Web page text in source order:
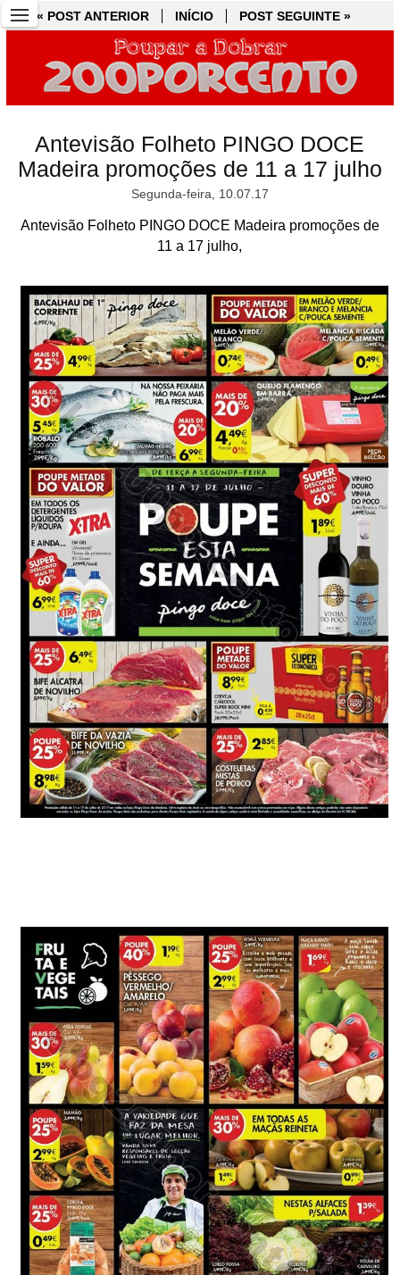
« POST ANTERIOR INÍCIO POST SEGUINTE »
Antevisão Folheto PINGO DOCE
Madeira promoções de 11 a 17 julho
Segunda-feira, 10.07.17
Antevisão Folheto PINGO DOCE Madeira promoções de
11 a 17 julho,
« POST ANTERIOR INÍCIO POST SEGUINTE »